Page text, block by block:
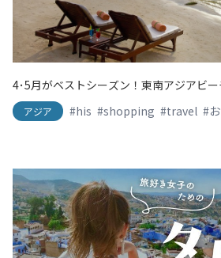
4･5月がベストシーズン！東南アジアビ
アジア #his #shopping #travel #